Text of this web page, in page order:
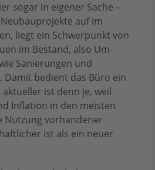
sogar in eigener Sache –
auf im
liegt ein Schwerpunkt von
im Bestand, also Um-
Sanierungen und
Damit bedient das Büro ein
ist denn je, weil
Inflation in den meisten
Nutzung vorhandener
ist als ein neuer